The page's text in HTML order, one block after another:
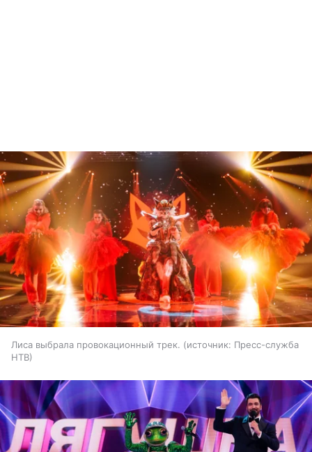
Лиса выбрала провокационный трек. источник: Пресс-служба
НТВ